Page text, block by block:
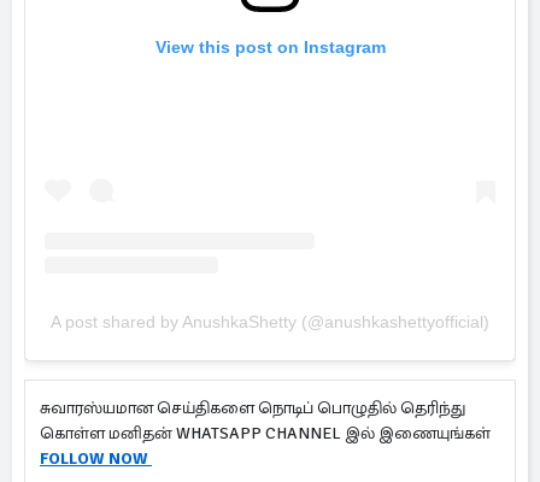
View this post on Instagram
A post shared by AnushkaShetty (@anushkashettyofficial)
சுவாரஸ்யமான செய்திகளை நொடிப் பொழுதில் தெரிந்து
கொள்ள மனிதன் WHATSAPP CHANNEL இல் இணையுங்கள்
FOLLOW NOW